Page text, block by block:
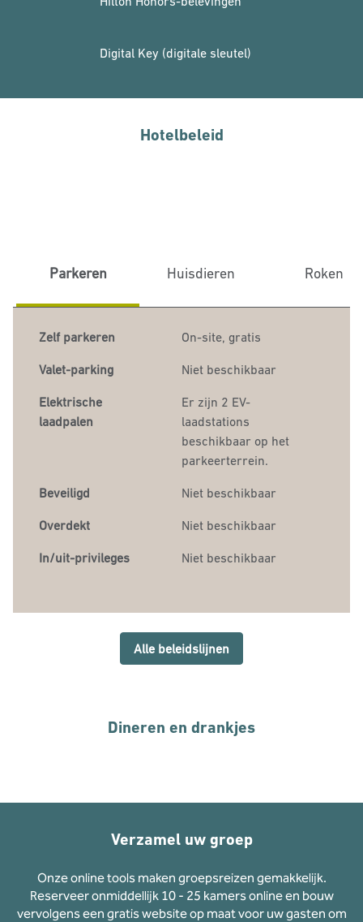
Digital Key (digitale sleutel)
Hotelbeleid
Parkeren Huisdieren Roken
Zelf parkeren On-site, gratis
Valet-parking Niet beschikbaar
Elektrische
laadpalen
Er zijn 2 EV-
laadstations
beschikbaar op het
parkeerterrein.
Beveiligd Niet beschikbaar
Overdekt Niet beschikbaar
In/uit-privileges Niet beschikbaar
Alle beleidslijnen
Dineren en drankjes
Verzamel uw groep
Onze online tools maken groepsreizen gemakkelijk.
Reserveer onmiddellijk 10 - 25 kamers online en bouw
vervolgens een gratis website op maat voor uw gasten om